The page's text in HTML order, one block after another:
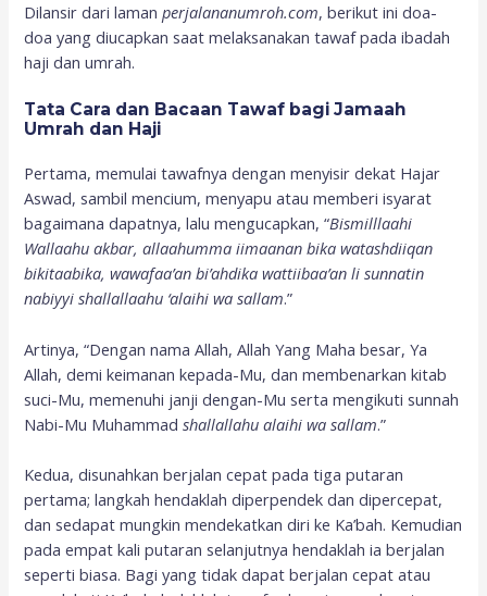
Dilansir dari lamanperjalananumroh.com, berikut ini doa-
doa yang diucapkan saat melaksanakan tawaf pada ibadah
haji dan umrah.
Tata Cara dan Bacaan Tawaf bagi Jamaah
Umrah dan Haji
Pertama, memulai tawafnya dengan menyisir dekat Hajar
Aswad, sambil mencium, menyapu atau memberi isyarat
bagaimana dapatnya, lalu mengucapkan, “Bismilllaahi
Wallaahu akbar, allaahumma iimaanan bika watashdiiqan
bikitaabika, wawafaa’an bi’ahdika wattiibaa’an li sunnatin
nabiyyi shallallaahu ‘alaihi wa sallam.”
Artinya, “Dengan nama Allah, Allah Yang Maha besar, Ya
Allah, demi keimanan kepada-Mu, dan membenarkan kitab
suci-Mu, memenuhi janji dengan-Mu serta mengikuti sunnah
Nabi-Mu Muhammadshallallahu alaihi wa sallam.”
Kedua, disunahkan berjalan cepat pada tiga putaran
pertama; langkah hendaklah diperpendek dan dipercepat,
dan sedapat mungkin mendekatkan diri ke Ka’bah. Kemudian
pada empat kali putaran selanjutnya hendaklah ia berjalan
seperti biasa. Bagi yang tidak dapat berjalan cepat atau